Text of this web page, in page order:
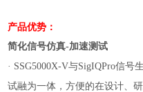
产品优势：
简化信号仿真-加速测试
· SSG5000X-V与SigIQPro信号
试融为一体，方便的在设计、